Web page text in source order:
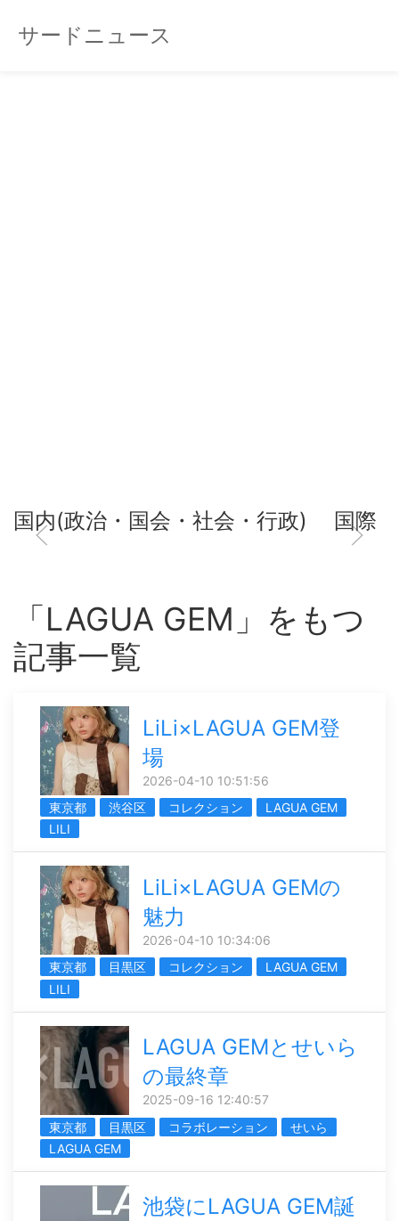
サードニュース
国内(政治・国会・社会・行政) 国際
「LAGUA GEM」をもつ
記事一覧
LiLi×LAGUA GEM登
場
2026-04-10 10:51:56
東京都
渋谷区 コレクション
LAGUA GEM
LILI
LiLi×LAGUA GEMの
魅力
2026-04-10 10:34:06
東京都
目黒区 コレクション
LAGUA GEM
LILI
LAGUA GEMとせいら
の最終章
2025-09-16 12:40:57
東京都
目黒区 コラボレーション
せいら
LAGUA GEM
池袋にLAGUA GEM誕